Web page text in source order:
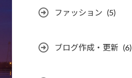
ファッション (5)
ブログ作成・更新 (6)